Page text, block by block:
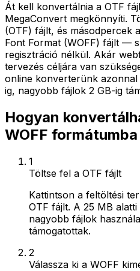
Át kell konvertálnia a OTF
MegaConvert megkönnyíti.
(OTF) fájlt, és másodpercek
Font Format (WOFF) fájlt —
regisztráció nélkül. Akár
tervezés céljára van
online konverterünk azonnal
ig, nagyobb fájlok 2 GB-ig
Hogyan
WOFF
1
Töltse fel a OTF fájlt
Kattintson a feltöltési
OTF fájlt. A 25 MB
nagyobb fájlok
támogatottak.
2
Válassza ki a WOFF